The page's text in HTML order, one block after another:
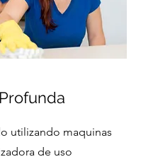
utilizando maquinas
de uso